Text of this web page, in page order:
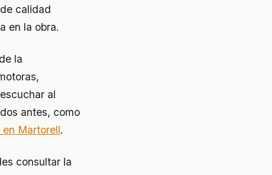
calidad
en la obra.
la
al
antes, como
en Martorell.
consultar la